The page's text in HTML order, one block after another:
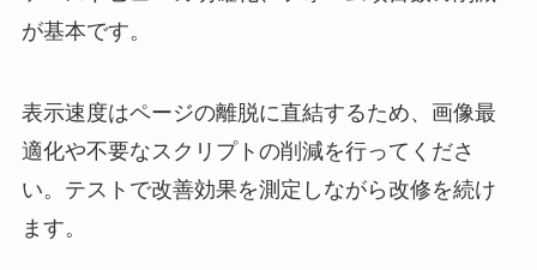
が基本です。
表示速度はページの離脱に直結するため、画像最
適化や不要なスクリプトの削減を行ってくださ
い。テストで改善効果を測定しながら改修を続け
ます。